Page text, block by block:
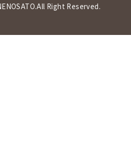
Right Reserved.